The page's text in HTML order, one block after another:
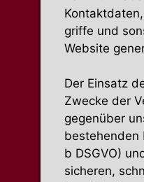
griffe und
Website
Der Einsatz
Zwecke der
gegenüber
bestehenden
b DSGVO)
sicheren,